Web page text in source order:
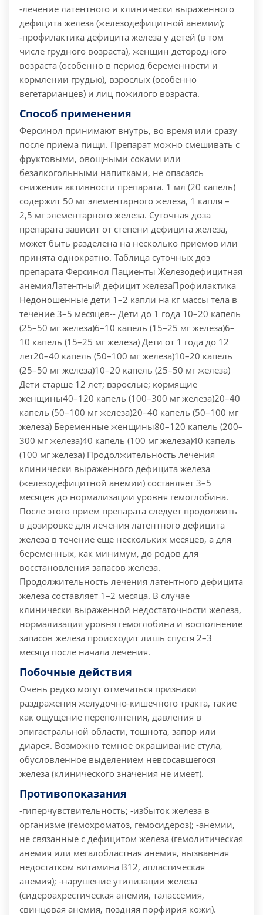
-лечение латентного и клинически выраженного
дефицита железа (железодефицитной анемии);
-профилактика дефицита железа у детей (в том
числе грудного возраста), женщин детородного
возраста (особенно в период беременности и
кормлении грудью), взрослых (особенно
вегетарианцев) и лиц пожилого возраста.
Способ применения
Ферсинол принимают внутрь, во время или сразу
после приема пищи. Препарат можно смешивать с
фруктовыми, овощными соками или
безалкогольными напитками, не опасаясь
снижения активности препарата. 1 мл (20 капель)
содержит 50 мг элементарного железа, 1 капля –
2,5 мг элементарного железа. Суточная доза
препарата зависит от степени дефицита железа,
может быть разделена на несколько приемов или
принята однократно. Таблица суточных доз
препарата Ферсинол Пациенты Железодефицитная
анемияЛатентный дефицит железаПрофилактика
Недоношенные дети 1–2 капли на кг массы тела в
течение 3–5 месяцев-- Дети до 1 года 10–20 капель
(25–50 мг железа)6–10 капель (15–25 мг железа)6–
10 капель (15–25 мг железа) Дети от 1 года до 12
лет20–40 капель (50–100 мг железа)10–20 капель
(25–50 мг железа)10–20 капель (25–50 мг железа)
Дети старше 12 лет; взрослые; кормящие
женщины40–120 капель (100–300 мг железа)20–40
капель (50–100 мг железа)20–40 капель (50–100 мг
железа) Беременные женщины80–120 капель (200–
300 мг железа)40 капель (100 мг железа)40 капель
(100 мг железа) Продолжительность лечения
клинически выраженного дефицита железа
(железодефицитной анемии) составляет 3–5
месяцев до нормализации уровня гемоглобина.
После этого прием препарата следует продолжить
в дозировке для лечения латентного дефицита
железа в течение еще нескольких месяцев, а для
беременных, как минимум, до родов для
восстановления запасов железа.
Продолжительность лечения латентного дефицита
железа составляет 1–2 месяца. В случае
клинически выраженной недостаточности железа,
нормализация уровня гемоглобина и восполнение
запасов железа происходит лишь спустя 2–3
месяца после начала лечения.
Побочные действия
Очень редко могут отмечаться признаки
раздражения желудочно-кишечного тракта, такие
как ощущение переполнения, давления в
эпигастральной области, тошнота, запор или
диарея. Возможно темное окрашивание стула,
обусловленное выделением невсосавшегося
железа (клинического значения не имеет).
Противопоказания
-гиперчувствительность; -избыток железа в
организме (гемохроматоз, гемосидероз); -анемии,
не связанные с дефицитом железа (гемолитическая
анемия или мегалобластная анемия, вызванная
недостатком витамина B12, апластическая
анемия); -нарушение утилизации железа
(сидероахрестическая анемия, талассемия,
свинцовая анемия, поздняя порфирия кожи).